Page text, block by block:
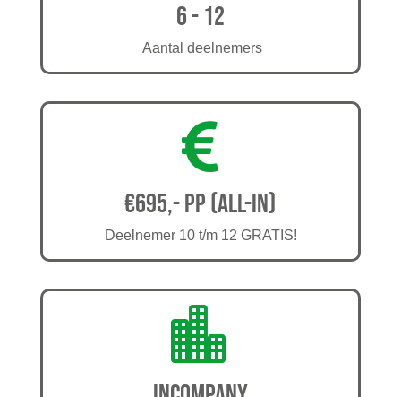
6 - 12
Aantal deelnemers

€695,- pp (all-in)
Deelnemer 10 t/m 12 GRATIS!
